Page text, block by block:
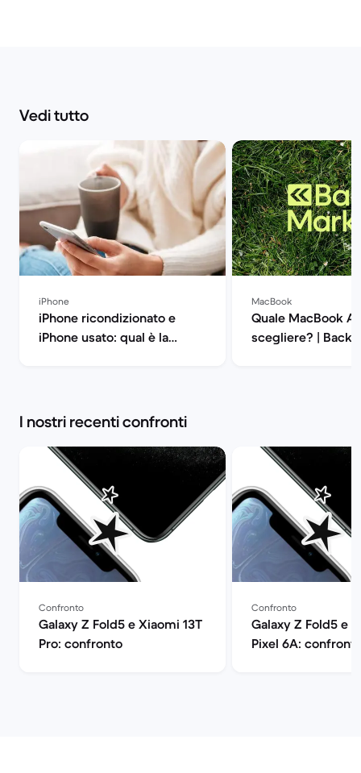
Vedi tutto
iPhone
iPhone ricondizionato e
iPhone usato: qual è la
MacBook
Quale MacBook
scegliere? | Back
I nostri recenti confronti
Confronto
Galaxy Z Fold5 e Xiaomi 13T
Pro: confronto
Confronto
Galaxy Z Fold5 e
Pixel 6A: